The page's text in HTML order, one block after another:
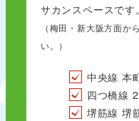
サカンスペースです。
（梅田・新大阪方面か
い。）
中央線 本
四つ橋線
堺筋線 堺